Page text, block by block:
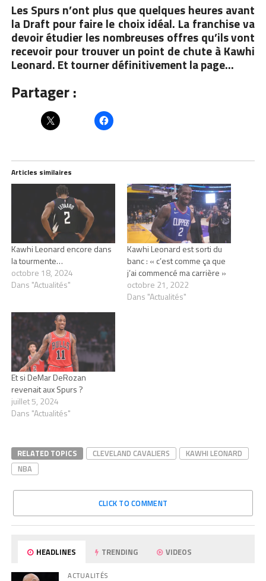
Les Spurs n’ont plus que quelques heures avant
la Draft pour faire le choix idéal. La franchise va
devoir étudier les nombreuses offres qu’ils vont
recevoir pour trouver un point de chute à Kawhi
Leonard. Et tourner définitivement la page…
Partager :
Articles similaires
Kawhi Leonard encore dans
la tourmente…
octobre 18, 2024
Dans "Actualités"
Kawhi Leonard est sorti du
banc : « c’est comme ça que
j’ai commencé ma carrière »
octobre 21, 2022
Dans "Actualités"
Et si DeMar DeRozan
revenait aux Spurs ?
juillet 5, 2024
Dans "Actualités"
RELATED TOPICS CLEVELAND CAVALIERS
KAWHI LEONARD
NBA
CLICK TO COMMENT
HEADLINES TRENDING VIDEOS
ACTUALITÉS